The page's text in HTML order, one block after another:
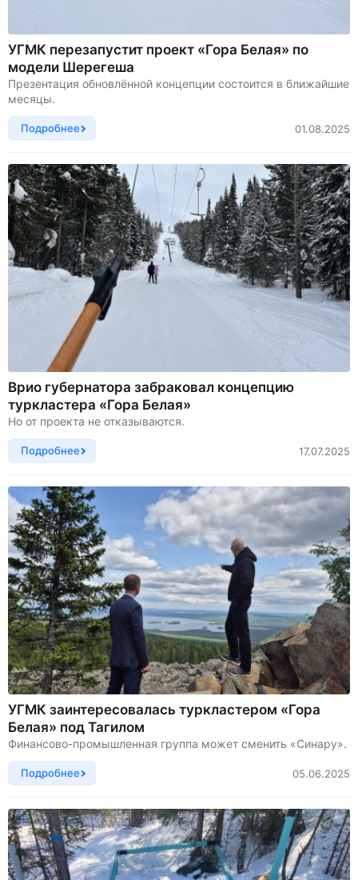
УГМК перезапустит проект «Гора Белая» по
модели Шерегеша
Презентация обновлённой концепции состоится в ближайшие
месяцы.
Подробнее 01.08.2025
Врио губернатора забраковал концепцию
туркластера «Гора Белая»
Но от проекта не отказываются.
Подробнее 17.07.2025
УГМК заинтересовалась туркластером «Гора
Белая» под Тагилом
Финансово-промышленная группа может сменить «Синару».
Подробнее 05.06.2025